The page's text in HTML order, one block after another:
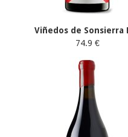
Viñedos de Sonsierra
74.9 €